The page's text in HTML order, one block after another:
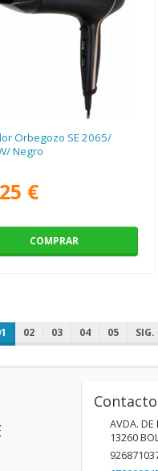
Orbegozo SE 2065/
Negro
€
COMPRAR
02 03 04 05 SIG.
Contacto
AVDA. DE
13260